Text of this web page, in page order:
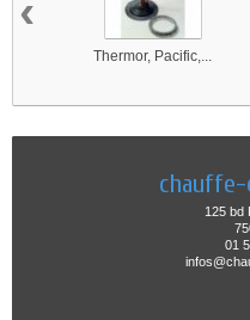
Thermor, Pacific,...
‹
125 bd
01